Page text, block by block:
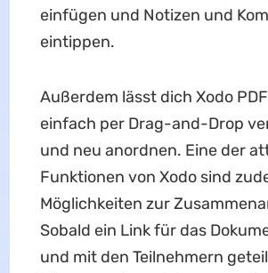
einfügen und Notizen und
eintippen.
Außerdem lässt dich Xodo
einfach per Drag-and-Drop
und neu anordnen. Eine der
Funktionen von Xodo sind
Möglichkeiten zur
Sobald ein Link für das
und mit den Teilnehmern